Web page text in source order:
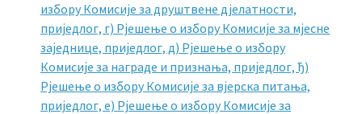
избору Комисије за друштвене дјелатности,
приједлог, г) Рјешење о избору Комисије за мјесне
заједнице, приједлог, д) Рјешење о избору
Комисије за награде и признања, приједлог, ђ)
Рјешење о избору Комисије за вјерска питања,
приједлог, е) Рјешење о избору Комисије за